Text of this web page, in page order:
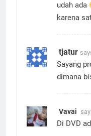
udah ada
karena
tjatur
Sayang
dimana
Vavai
Di DVD